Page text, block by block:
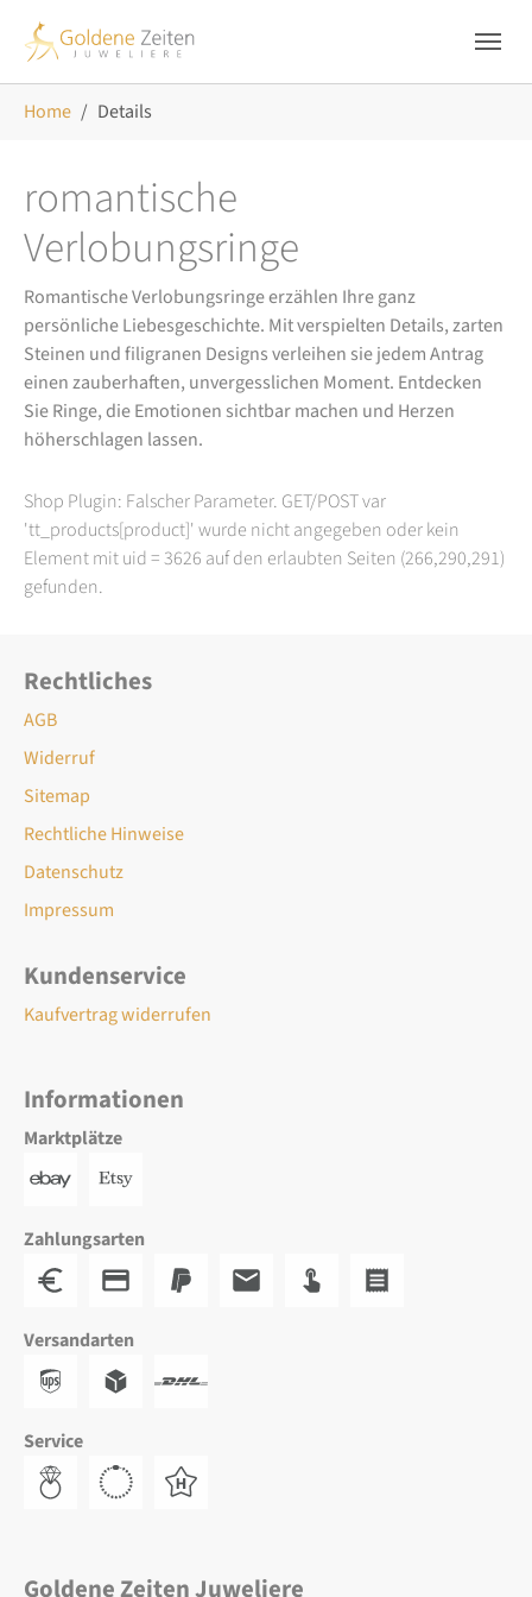
Home Details
romantische
Verlobungsringe
Romantische Verlobungsringe erzählen Ihre ganz
persönliche Liebesgeschichte. Mit verspielten Details, zarten
Steinen und filigranen Designs verleihen sie jedem Antrag
einen zauberhaften, unvergesslichen Moment. Entdecken
Sie Ringe, die Emotionen sichtbar machen und Herzen
höherschlagen lassen.
Shop Plugin: Falscher Parameter. GET/POST var
'tt_products[product]' wurde nicht angegeben oder kein
Element mit uid = 3626 auf den erlaubten Seiten (266,290,291)
gefunden.
Rechtliches
AGB
Widerruf
Sitemap
Rechtliche Hinweise
Datenschutz
Impressum
Kundenservice
Kaufvertrag widerrufen
Informationen
Marktplätze
Zahlungsarten
Versandarten
Service
Goldene Zeiten Juweliere